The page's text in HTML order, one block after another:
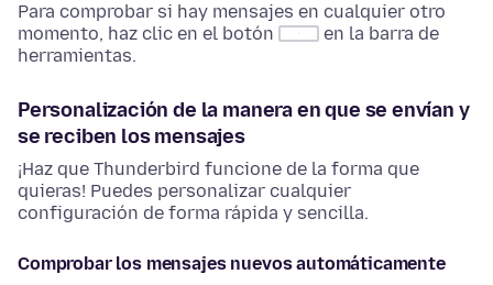
Para comprobar si hay mensajes en cualquier otro
momento, haz clic en el botón
en la barra de
herramientas.
Personalización de la manera en que se envían y
se reciben los mensajes
¡Haz que Thunderbird funcione de la forma que
quieras! Puedes personalizar cualquier
configuración de forma rápida y sencilla.
Comprobar los mensajes nuevos automáticamente